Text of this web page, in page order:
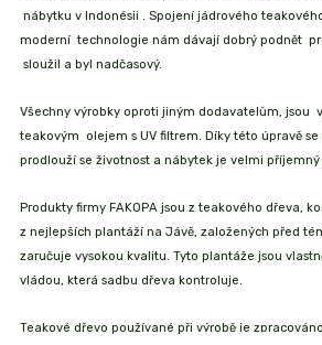
nábytku v Indonésii . Spojení jádrového
moderní technologie nám dávají dobrý podnět
sloužil a byl nadčasový.
Všechny výrobky oproti jiným dodavatelům, jsou
teakovým olejem s UV filtrem. Díky této úpravě se
prodlouží se životnost a nábytek je velmi příjemný
Produkty firmy FAKOPA jsou z teakového dřeva,
z nejlepších plantáží na Jávě, založených před
zaručuje vysokou kvalitu. Tyto plantáže jsou
vládou, která sadbu dřeva kontroluje.
Teakové dřevo používané při výrobě je